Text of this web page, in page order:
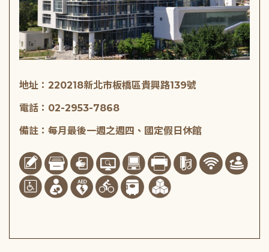
地址：220218新北市板橋區貴興路139號
電話：02-2953-7868
備註：每月最後一週之週四、國定假日休館